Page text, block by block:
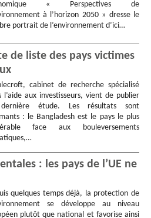
« Perspectives de
à l’horizon 2050 » dresse le
portrait de l’environnement d’ici…
de liste des pays victimes
cabinet de recherche spécialisé
l’aide aux investisseurs, vient de publier
étude. Les résultats sont
: le Bangladesh est le pays le plus
face aux bouleversements
: les pays de l’UE ne
quelques temps déjà, la protection de
se développe au niveau
plutôt que national et favorise ainsi